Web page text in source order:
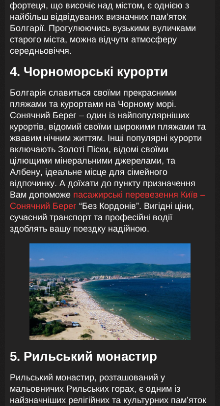
фортеця, що височіє над містом, є однією з
найбільш відвідуваних визначних пам’яток
Болгарії. Прогулюючись вузькими вуличками
старого міста, можна відчути атмосферу
середньовіччя.
4. Чорноморські курорти
Болгарія славиться своїми прекрасними
пляжами та курортами на Чорному морі.
Сонячний Берег – один із найпопулярніших
курортів, відомий своїми широкими пляжами та
жвавим нічним життям. Інші популярні курорти
включають Золоті Піски, відомі своїми
цілющими мінеральними джерелами, та
Албену, ідеальне місце для сімейного
відпочинку. А доїхати до пункту призначення
Вам допоможе пасажирські перевезення Київ –
Сонячний Берег “Без Кордонів”. Вигідні ціни,
сучасний транспорт та професійні водії
здоблять вашу поездку надійною.
5. Рильський монастир
Рильський монастир, розташований у
мальовничих Рильських горах, є одним із
найзначніших релігійних та культурних пам’яток